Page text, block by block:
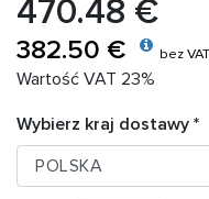
470.48 €
382.50 € bez VAT
Wartość VAT 23%
Wybierz kraj dostawy *